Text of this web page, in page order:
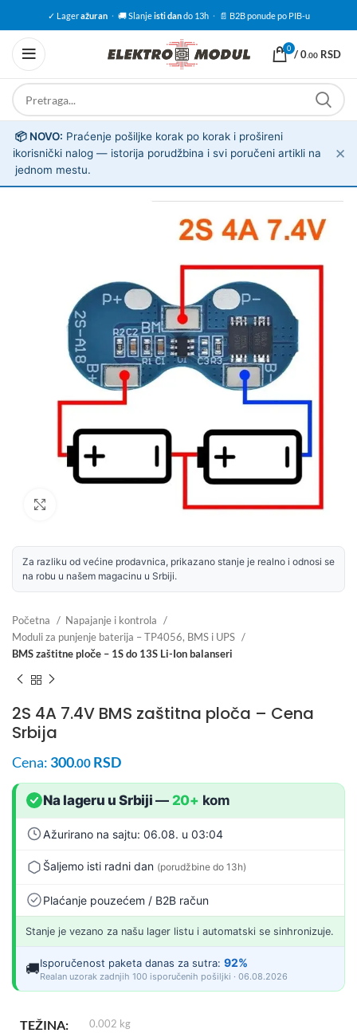
✓ Lageražuran · 🚚 Slanjeisti dando 13h · 📄 B2B ponude po PIB-u
0 /0.00 RSD
ℹ️
📦 NOVO: Praćenje pošiljke korak po korak i prošireni
korisnički nalog — istorija porudžbina i svi poručeni artikli na
jednom mestu.
✕
Za razliku od većine prodavnica, prikazano stanje je realno i odnosi se
na robu u našem magacinu u Srbiji.
Početna
Napajanje i kontrola
Moduli za punjenje baterija – TP4056, BMS i UPS
BMS zaštitne ploče – 1S do 13S Li-Ion balanseri
2S 4A 7.4V BMS zaštitna ploča – Cena
Srbija
Cena: 300.00 RSD
Na lageru u Srbiji — 20+ kom
Ažurirano na sajtu: 06.08. u 03:04
Šaljemo isti radni dan (porudžbine do 13h)
Plaćanje pouzećem / B2B račun
Stanje je vezano za našu lager listu i automatski se sinhronizuje.
🚚Isporučenost paketa danas za sutra: 92%
Realan uzorak zadnjih 100 isporučenih pošiljki · 06.08.2026
TEŽINA 0.002 kg